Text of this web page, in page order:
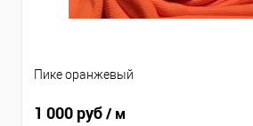
Пике оранжевый
1 000 руб/ м